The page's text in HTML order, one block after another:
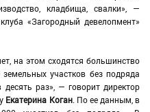
кладбища, свалки», —
«Загородный девелопмент»
на этом сходятся большинство
участков без подряда
раз», — говорит директор
Екатерина Коган. По ее данным, в